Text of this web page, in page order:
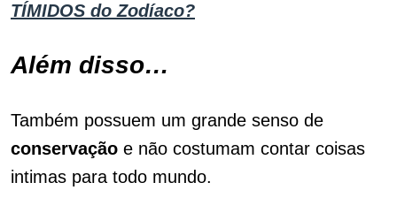
TÍMIDOS do Zodíaco?
Além disso…
Também possuem um grande senso de
conservação e não costumam contar coisas
intimas para todo mundo.